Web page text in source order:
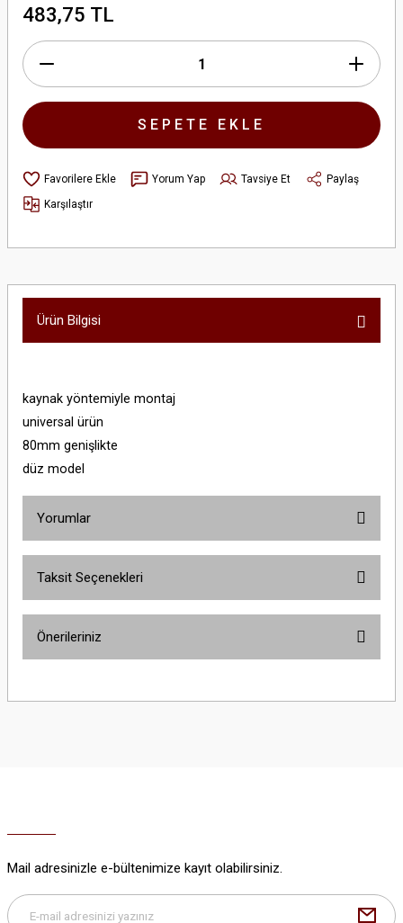
483,75 TL
SEPETE EKLE
Yorum Yap Tavsiye Et
Paylaş
Karşılaştır
Ürün Bilgisi
kaynak yöntemiyle montaj
universal ürün
80mm genişlikte
düz model
Yorumlar
Taksit Seçenekleri
Önerileriniz
yetersiz gördüğünüz noktaları öneri formunu kullanarak tarafımıza
Bu ürüne benzer farklı alternatifler olmalı.
Mail adresinizle e-bültenimize kayıt olabilirsiniz.